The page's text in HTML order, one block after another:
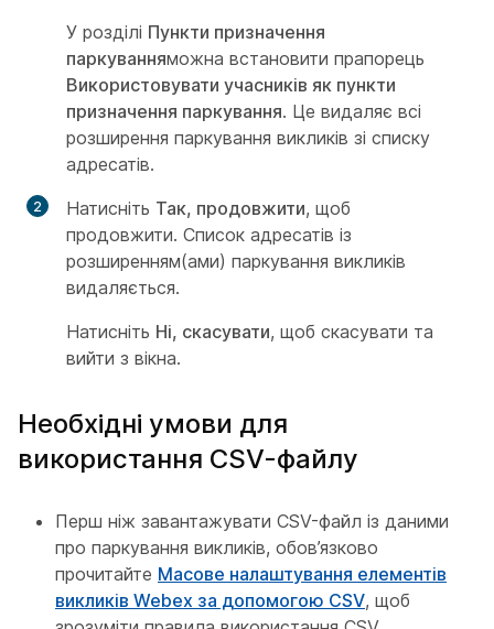
У розділі Пункти призначення
паркуванняможна встановити прапорець
Використовувати учасників як пункти
призначення паркування. Це видаляє всі
розширення паркування викликів зі списку
адресатів.
Натисніть Так, продовжити, щоб
продовжити. Список адресатів із
розширенням(ами) паркування викликів
видаляється.
Натисніть Ні, скасувати, щоб скасувати та
вийти з вікна.
Необхідні умови для
використання CSV-файлу
Перш ніж завантажувати CSV-файл із даними
про паркування викликів, обов’язково
прочитайте Масове налаштування елементів
викликів Webex за допомогою CSV, щоб